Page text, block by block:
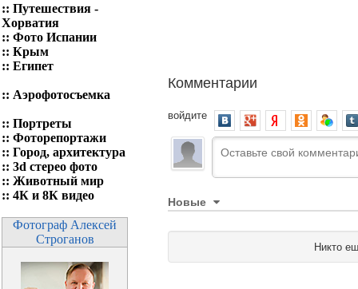
:: Путешествия -
Хорватия
:: Фото Испании
:: Крым
:: Египет
:: Аэрофотосъемка
:: Портреты
:: Фоторепортажи
:: Город, архитектура
:: 3d стерео фото
:: Животный мир
:: 4К и 8К видео
Фотограф Алексей
Строганов
Комментарии
войдите
Новые
Никто